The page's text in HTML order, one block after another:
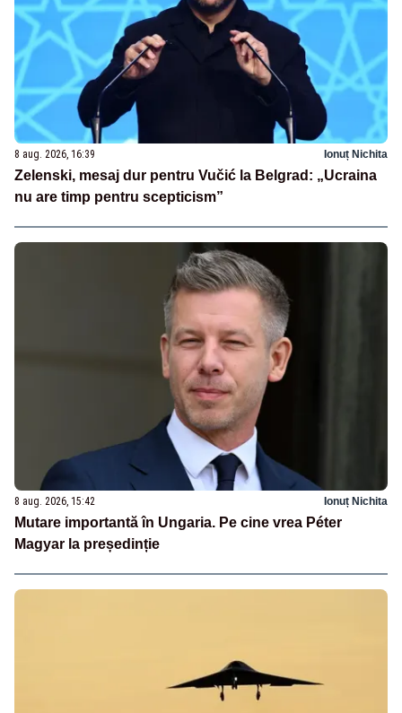
8 aug. 2026, 16:39 Ionuț Nichita
Zelenski, mesaj dur pentru Vučić la Belgrad: „Ucraina
nu are timp pentru scepticism”
8 aug. 2026, 15:42 Ionuț Nichita
Mutare importantă în Ungaria. Pe cine vrea Péter
Magyar la președinție